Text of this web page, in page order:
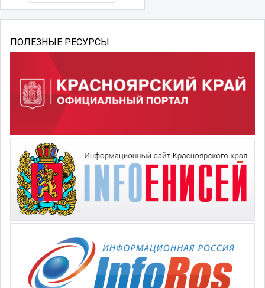
ПОЛЕЗНЫЕ РЕСУРСЫ